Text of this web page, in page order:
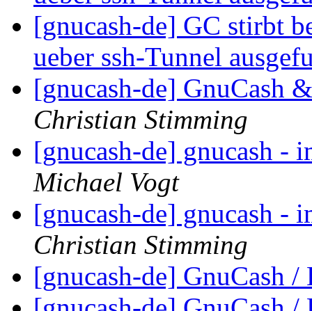
[gnucash-de] GC stirbt
ueber ssh-Tunnel
[gnucash-de] GnuCash
Christian Stimming
[gnucash-de] gnucash -
Michael Vogt
[gnucash-de] gnucash -
Christian Stimming
[gnucash-de] GnuCash